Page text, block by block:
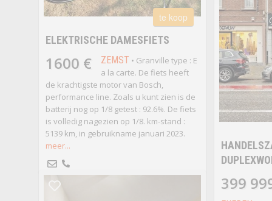
399
te koop
ELEKTRISCHE DAMESFIETS
1600 € ZEMST • Granville type : E
a la carte. De fiets heeft
de krachtigste motor van Bosch,
performance line. Zoals u kunt zien is de
batterij nog op 1/8 getest : 92.6%. De fiets
is volledig nagezien op 1/8. km-stand :
5139 km, in gebruikname januari 2023.
meer...